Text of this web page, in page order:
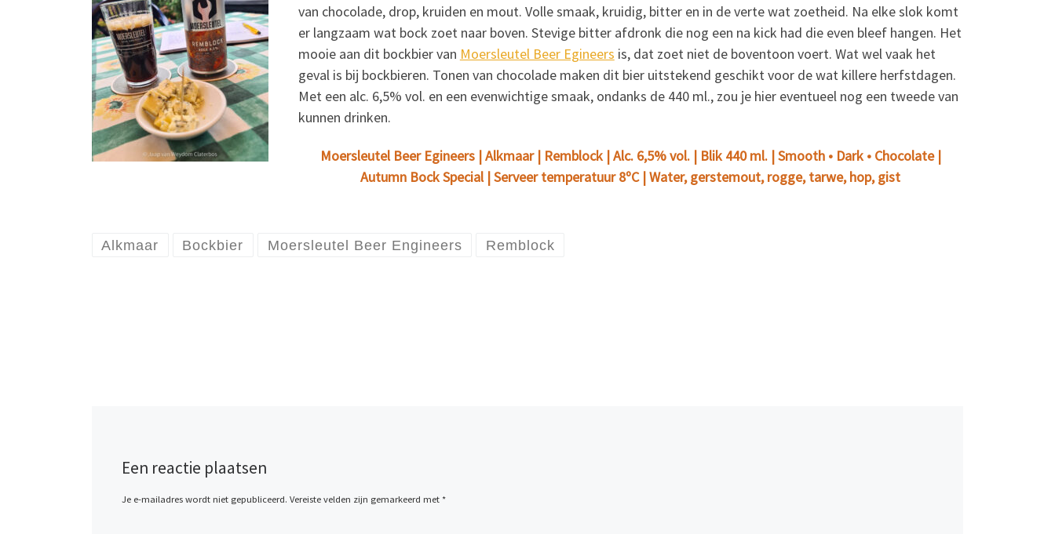
van chocolade, drop, kruiden en mout. Volle smaak, kruidig, bitter en in de verte wat zoetheid. Na elke slok komt
er langzaam wat bock zoet naar boven. Stevige bitter afdronk die nog een na kick had die even bleef hangen. Het
mooie aan dit bockbier van Moersleutel Beer Egineers is, dat zoet niet de boventoon voert. Wat wel vaak het
geval is bij bockbieren. Tonen van chocolade maken dit bier uitstekend geschikt voor de wat killere herfstdagen.
Met een alc. 6,5% vol. en een evenwichtige smaak, ondanks de 440 ml., zou je hier eventueel nog een tweede van
kunnen drinken.
Moersleutel Beer Egineers | Alkmaar | Remblock | Alc. 6,5% vol. | Blik 440 ml. | Smooth • Dark • Chocolate |
Autumn Bock Special | Serveer temperatuur 8ºC | Water, gerstemout, rogge, tarwe, hop, gist
Alkmaar Bockbier Moersleutel Beer Engineers Remblock
Een reactie plaatsen
Je e-mailadres wordt niet gepubliceerd. Vereiste velden zijn gemarkeerd met *